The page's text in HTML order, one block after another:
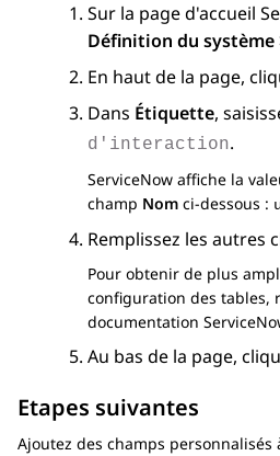
Sur la page d'accueil
Définition du système
En haut de la page,
Dans Étiquette,
d'interaction.
ServiceNow affiche la
champ Nom ci-dessous :
Remplissez les autres
Pour obtenir de plus
configuration des tables,
documentation
Au bas de la page,
Etapes suivantes
Ajoutez des champs